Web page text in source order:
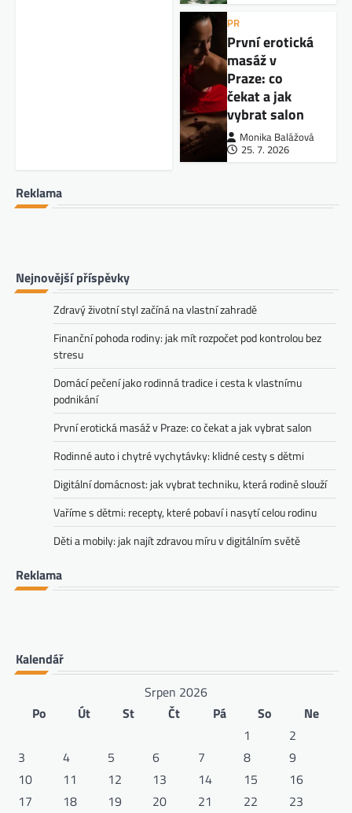
PR
První erotická
masáž v
Praze: co
čekat a jak
vybrat salon
Monika Balážová
25. 7. 2026
Reklama
Nejnovější příspěvky
Zdravý životní styl začíná na vlastní zahradě
Finanční pohoda rodiny: jak mít rozpočet pod kontrolou bez
stresu
Domácí pečení jako rodinná tradice i cesta k vlastnímu
podnikání
První erotická masáž v Praze: co čekat a jak vybrat salon
Rodinné auto i chytré vychytávky: klidné cesty s dětmi
Digitální domácnost: jak vybrat techniku, která rodině slouží
Vaříme s dětmi: recepty, které pobaví i nasytí celou rodinu
Děti a mobily: jak najít zdravou míru v digitálním světě
Reklama
Kalendář
Srpen 2026
Po
Út St Čt Pá So
Ne
1
2
3
4 5 6 7 8
9
10
11 12 13 14 15
16
17
18 19 20 21 22
23